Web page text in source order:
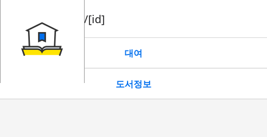
book/rent/[id]
대여
도서정보